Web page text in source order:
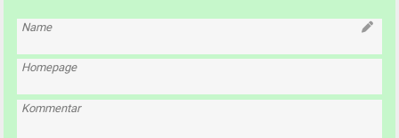
Name
Homepage
Kommentar